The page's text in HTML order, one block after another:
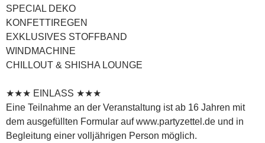
SPECIAL DEKO
KONFETTIREGEN
EXKLUSIVES STOFFBAND
WINDMACHINE
CHILLOUT & SHISHA LOUNGE
★★★ EINLASS ★★★
Eine Teilnahme an der Veranstaltung ist ab 16 Jahren mit
dem ausgefüllten Formular auf www.partyzettel.de und in
Begleitung einer volljährigen Person möglich.